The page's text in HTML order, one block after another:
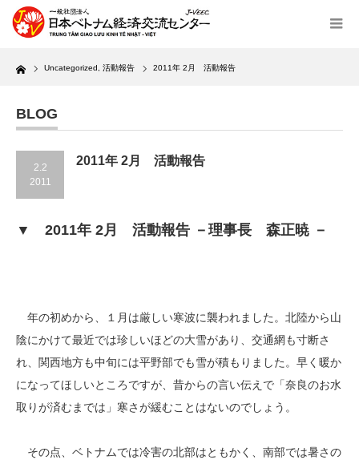
Home Uncategorized 活動報告 2011年 2月 活動報告
BLOG
2.2
2011
2011年 2月 活動報告
▼ 2011年 2月 活動報告 －理事長 森正暁 －
年の初めから、１月は厳しい寒波に襲われました。北陸から山
陰にかけて最近では珍しいほどの大雪があり、交通網も寸断さ
れ、関西地方も中旬には平野部でも雪が積もりました。早く暖か
になってほしいところですが、昔からの言い伝えで「奈良のお水
取りが済むまでは」寒さが緩むことはないのでしょう。
その点、ベトナムでは冷害の北部はともかく、南部では暑さの